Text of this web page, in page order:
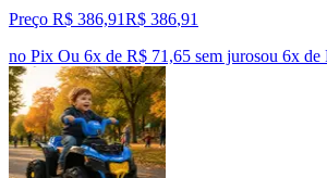
Preço R$ 386,91R$ 386,91
no Pix Ou 6x de R$ 71,65 sem jurosou 6x de